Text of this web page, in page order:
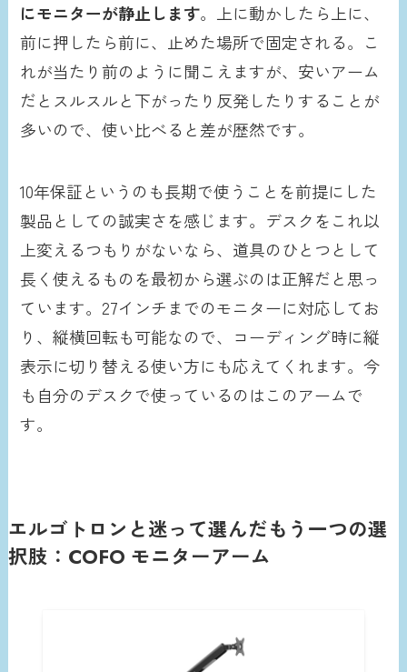
にモニターが静止します。上に動かしたら上に、
前に押したら前に、止めた場所で固定される。こ
れが当たり前のように聞こえますが、安いアーム
だとスルスルと下がったり反発したりすることが
多いので、使い比べると差が歴然です。
10年保証というのも長期で使うことを前提にした
製品としての誠実さを感じます。デスクをこれ以
上変えるつもりがないなら、道具のひとつとして
長く使えるものを最初から選ぶのは正解だと思っ
ています。27インチまでのモニターに対応してお
り、縦横回転も可能なので、コーディング時に縦
表示に切り替える使い方にも応えてくれます。今
も自分のデスクで使っているのはこのアームで
す。
エルゴトロンと迷って選んだもう一つの選
択肢：COFO モニターアーム